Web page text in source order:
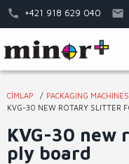
main
+421 918 629 040
Main
menu
You
are
here
CÍMLAP PACKAGING MACHINES
KVG-30 NEW ROTARY SLITTER
KVG-30
ply board